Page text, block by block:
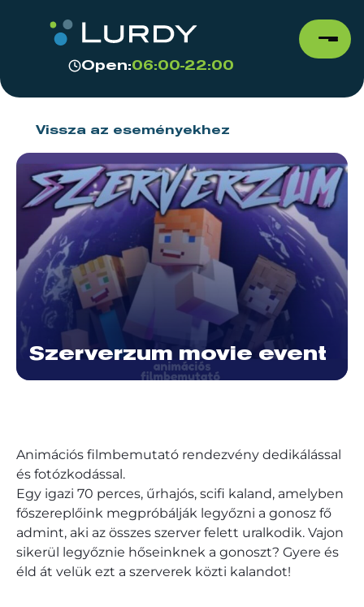
Open:06:00-22:00
Vissza az eseményekhez
Szerverzum movie event
Animációs filmbemutató rendezvény dedikálással
és fotózkodással.
Egy igazi 70 perces, űrhajós, scifi kaland, amelyben
főszereplőink megpróbálják legyőzni a gonosz fő
admint, aki az összes szerver felett uralkodik. Vajon
sikerül legyőznie hőseinknek a gonoszt? Gyere és
éld át velük ezt a szerverek közti kalandot!